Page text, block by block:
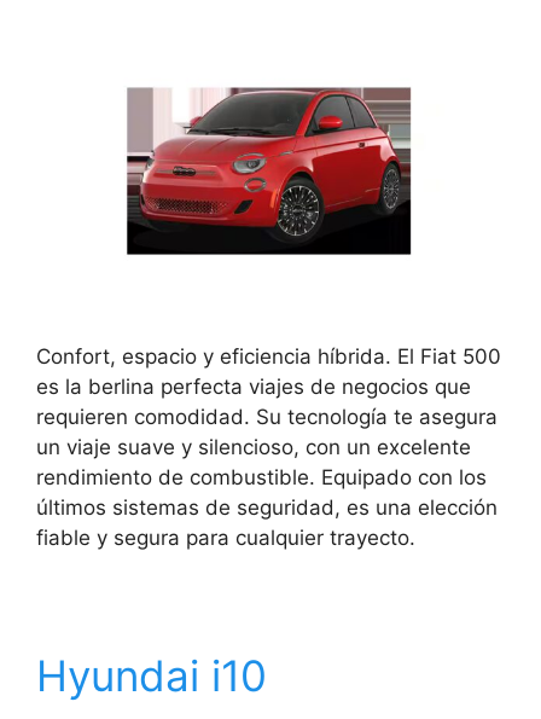
Confort, espacio y eficiencia híbrida. El Fiat 500
es la berlina perfecta viajes de negocios que
requieren comodidad. Su tecnología te asegura
un viaje suave y silencioso, con un excelente
rendimiento de combustible. Equipado con los
últimos sistemas de seguridad, es una elección
fiable y segura para cualquier trayecto.
Hyundai i10